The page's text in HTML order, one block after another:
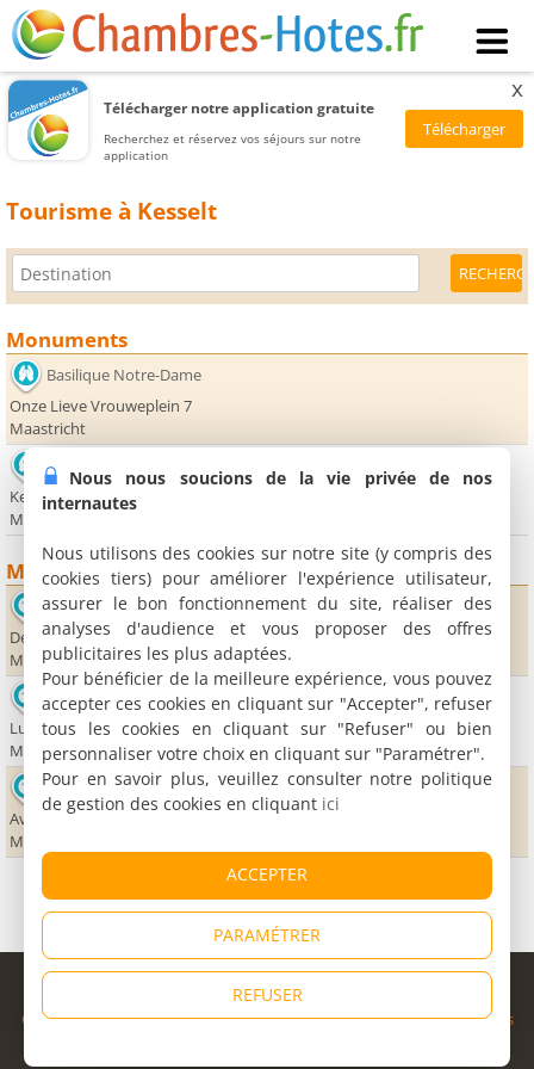
Télécharger notre application gratuite
Recherchez et réservez vos séjours sur notre
application
x
Tourisme à Kesselt
Monuments
Basilique Notre-Dame
Onze Lieve Vrouweplein 7
Maastricht
Basilique Saint-Servais
Keizer Karelplein 3
Maastricht
Musées
Musée d'Histoire naturelle de Maastricht
De Bosquetplein 7
Maastricht
Fort Saint Pierre - Maastricht Underground
Luikerweg 80b
Maastricht
Musée des Bons Enfants
Avenue Ceramique 250
Maastricht
© Copyright 1998 - 2026
Cybevasion|Mentions légales|Confidentialité|CGU|Informations
Nous nous soucions de la vie privée de nos
internautes
Nous utilisons des cookies sur notre site (y compris des
cookies tiers) pour améliorer l'expérience utilisateur,
assurer le bon fonctionnement du site, réaliser des
analyses d'audience et vous proposer des offres
publicitaires les plus adaptées.
Pour bénéficier de la meilleure expérience, vous pouvez
accepter ces cookies en cliquant sur "Accepter", refuser
tous les cookies en cliquant sur "Refuser" ou bien
personnaliser votre choix en cliquant sur "Paramétrer".
Pour en savoir plus, veuillez consulter notre politique
de gestion des cookies en cliquant ici
ACCEPTER
PARAMÉTRER
REFUSER